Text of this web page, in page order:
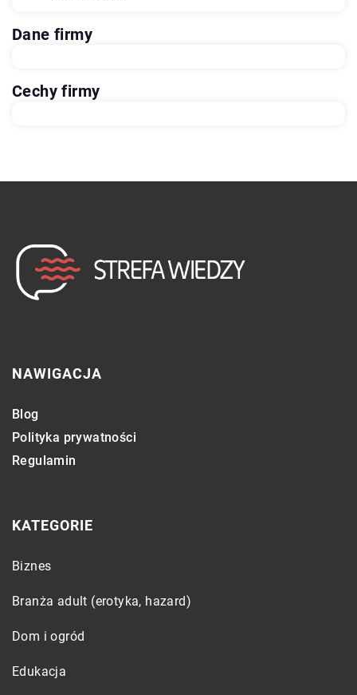
Dane firmy
Cechy firmy
NAWIGACJA
Blog
Polityka prywatności
Regulamin
KATEGORIE
Biznes
Branża adult (erotyka, hazard)
Dom i ogród
Edukacja